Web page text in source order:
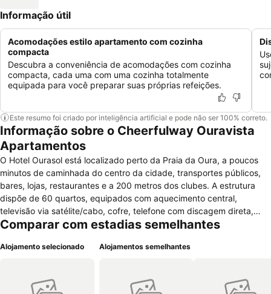
Informação útil
Acomodações estilo apartamento com cozinha
compacta
Descubra a conveniência de acomodações com cozinha
compacta, cada uma com uma cozinha totalmente
equipada para você preparar suas próprias refeições.
Este resumo foi criado por inteligência artificial e pode não ser 100% correto.
Informação sobre o Cheerfulway Ouravista
Apartamentos
O Hotel Ourasol está localizado perto da Praia da Oura, a poucos
minutos de caminhada do centro da cidade, transportes públicos,
bares, lojas, restaurantes e a 200 metros dos clubes. A estrutura
dispõe de 60 quartos, equipados com aquecimento central,
televisão via satélite/cabo, cofre, telefone com discagem direta,
kitchnette, frigorífico, casa de banho e varanda. O hotel oferece
guarda de bens, sala de televisão, serviços de câmbio, acesso à
espreguiçadeiras, guarda-sóis, parque infantil e sala de jogos. Um
Comparar com estadias semelhantes
Alojamento selecionado Alojamentos semelhantes